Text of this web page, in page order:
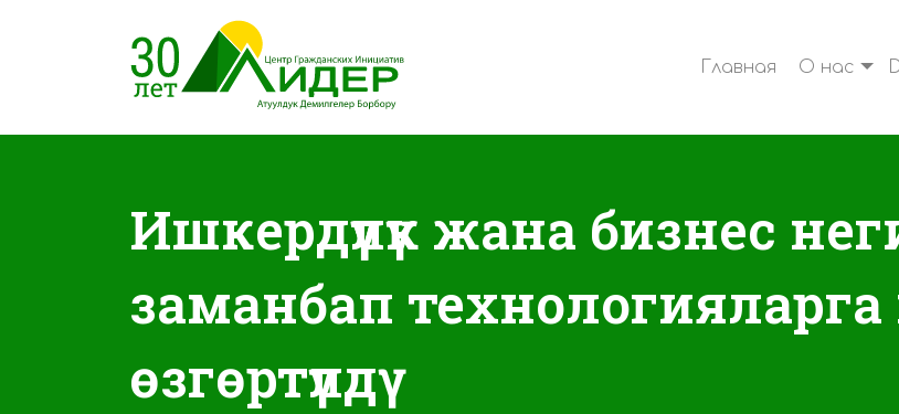
Главная О нас
Ишкердүүлүк жана бизнес
заманбап
өзгөртүлдү